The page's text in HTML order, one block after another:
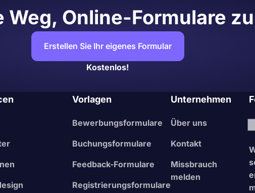
Weg, Online-Formulare
Erstellen Sie Ihr eigenes Formular
Kostenlos!
Vorlagen
Bewerbungsformulare
Buchungsformulare
Feedback-Formulare
Registrierungsformulare
Unternehmen
Über uns
Kontakt
Missbrauch
melden